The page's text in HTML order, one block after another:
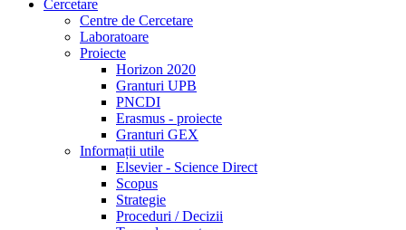
Cercetare
Centre de Cercetare
Laboratoare
Proiecte
Horizon 2020
Granturi UPB
PNCDI
Erasmus - proiecte
Granturi GEX
Informații utile
Elsevier - Science Direct
Scopus
Strategie
Proceduri / Decizii